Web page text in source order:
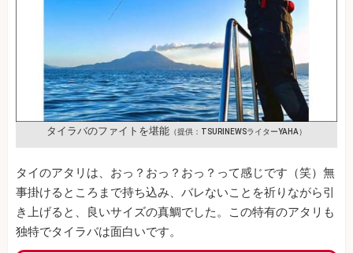
タイラバのファイトを堪能 （提供：TSURINEWSライターYAHA）
タイのアタリは、おっ？おっ？おっ？って感じです（笑）無
事掛けるところまで持ち込み、バレないことを祈りながら引
き上げると、良いサイズの真鯛でした。この特有のアタリも
独特でタイラバは面白いです。